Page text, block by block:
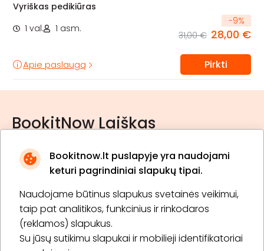
Bookitnow.lt puslapyje yra naudojami
keturi pagrindiniai slapukų tipai.
Naudojame būtinus slapukus svetainės veikimui,
taip pat analitikos, funkcinius ir rinkodaros
(reklamos) slapukus.
Su jūsų sutikimu slapukai ir mobilieji identifikatoriai
Vyriškas pedikiūras
1 val.
1 asm.
-9%
31,00 € 28,00 €
Apie paslaugą Pirkti
BookitNow Laiškas
* Susipažinau su privatumo politika
Prenumeruoti